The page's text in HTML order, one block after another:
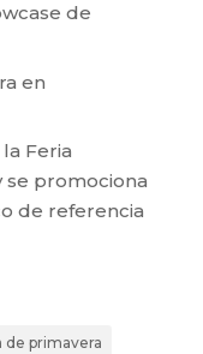
de
en
Feria
se promociona
de referencia
de primavera